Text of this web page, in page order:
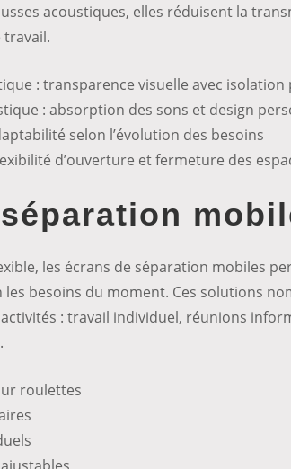
acoustiques, elles réduisent la
travail.
: transparence visuelle avec isolation
: absorption des sons et design
selon l’évolution des besoins
d’ouverture et fermeture des
les écrans de séparation mobiles
les besoins du moment. Ces solutions
: travail individuel, réunions
roulettes